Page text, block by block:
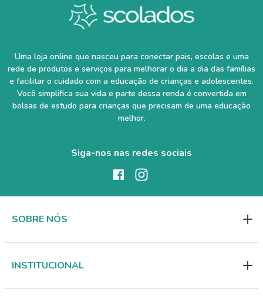
Uma loja online que nasceu para conectar pais, escolas e uma
rede de produtos e serviços para melhorar o dia a dia das famílias
e facilitar o cuidado com a educação de crianças e adolescentes.
Você simplifica sua vida e parte dessa renda é convertida em
bolsas de estudo para crianças que precisam de uma educação
melhor.
Siga-nos nas redes sociais
SOBRE NÓS
INSTITUCIONAL